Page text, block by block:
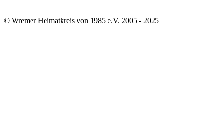
© Wremer Heimatkreis von 1985 e.V. 2005 - 2025